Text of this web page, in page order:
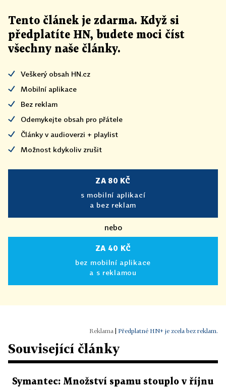
Tento článek je zdarma. Když si
předplatíte HN, budete moci číst
všechny naše články.
Veškerý obsah HN.cz
Mobilní aplikace
Bez reklam
Odemykejte obsah pro přátele
Články v audioverzi + playlist
Možnost kdykoliv zrušit
ZA 80 KČ
s mobilní aplikací
a bez reklam
nebo
ZA 40 KČ
bez mobilní aplikace
a s reklamou
Předplatné HN+ je zcela bez reklam.
Související články
Symantec: Množství spamu stouplo v říjnu